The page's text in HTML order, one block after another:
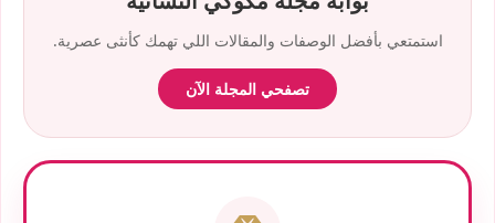
استمتعي بأفضل الوصفات والمقالات اللي تهمك كأنثى عصرية.
تصفحي المجلة الآن